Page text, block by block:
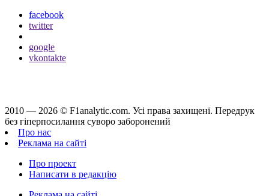
facebook
twitter
google
vkontakte
2010 — 2026 © F1analytic.com. Усi права захищенi. Передрук
без гіперпосилання суворо заборонений
Про нас
Реклама на сайті
Про проект
Написати в редакцію